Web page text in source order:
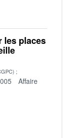
les places
Affaire